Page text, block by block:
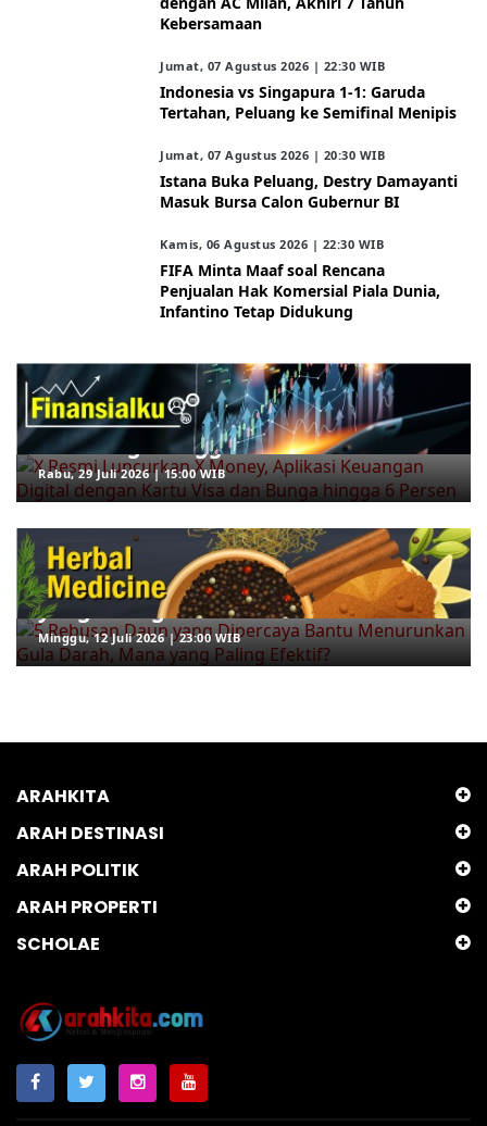
Kebersamaan
Jumat, 07 Agustus 2026 | 22:30 WIB
Indonesia vs Singapura 1-1: Garuda
Tertahan, Peluang ke Semifinal Menipis
Jumat, 07 Agustus 2026 | 20:30 WIB
Istana Buka Peluang, Destry Damayanti
Masuk Bursa Calon Gubernur BI
Kamis, 06 Agustus 2026 | 22:30 WIB
FIFA Minta Maaf soal Rencana
Penjualan Hak Komersial Piala Dunia,
Infantino Tetap Didukung
X Resmi Luncurkan X Money, Aplikasi
Keuangan Digital dengan Kartu Visa
dan Bunga hingga 6 Persen
Rabu, 29 Juli 2026 | 15:00 WIB
5 Rebusan Daun yang Dipercaya
Bantu Menurunkan Gula Darah, Mana
yang Paling Efektif?
Minggu, 12 Juli 2026 | 23:00 WIB
ARAHKITA
ARAH DESTINASI
ARAH POLITIK
ARAH PROPERTI
SCHOLAE